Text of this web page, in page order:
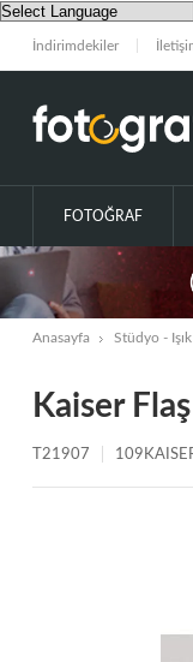
İndirimdekiler
FOTOĞRAF
Anasayfa Stüdyo - Işık
Kaiser
T21907